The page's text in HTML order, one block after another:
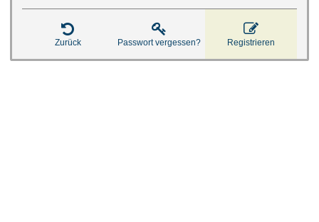

Zurück

Passwort vergessen?

Registrieren